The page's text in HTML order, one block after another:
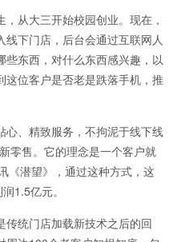
从大三开始校园创业。现在，
下门店，后台会通过互联网人
东西，对什么东西感兴趣，以
位客户是否老是跌落手机，推
心、精致服务，不拘泥于线下线
零售。它的理念是一个客户就
《潜望》，通过这种方式，这
1.5亿元。
统门店加载新技术之后的回